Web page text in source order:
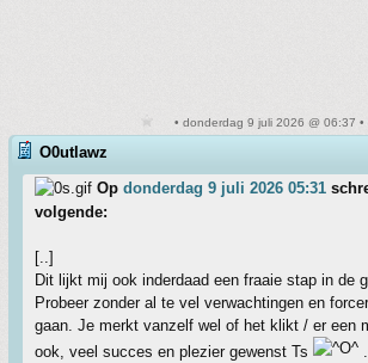
• donderdag 9 juli 2026 @ 06:37 •
O0utlawz
Op donderdag 9 juli 2026 05:31
volgende:
[..]
Dit lijkt mij ook inderdaad een fraaie stap in de
Probeer zonder al te vel verwachtingen en
gaan. Je merkt vanzelf wel of het klikt / er een
ook, veel succes en plezier gewenst Ts
.